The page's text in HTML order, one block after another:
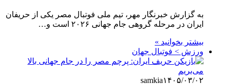
به گزارش خبرنگار مهر، تیم ملی فوتبال مصر یکی از حریفان
ایران در مرحله گروهی جام جهانی ۲۰۲۶ است و…
بیشتر بخوانید »
ورزش > فوتبال جهان
samkia۱۴۰۵/۰۳/۰۲